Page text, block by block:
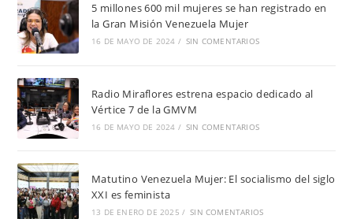
5 millones 600 mil mujeres se han registrado en
la Gran Misión Venezuela Mujer
16 DE MAYO DE 2024 / SIN COMENTARIOS
Radio Miraflores estrena espacio dedicado al
Vértice 7 de la GMVM
16 DE MAYO DE 2024 / SIN COMENTARIOS
Matutino Venezuela Mujer: El socialismo del siglo
XXI es feminista
13 DE ENERO DE 2025 / SIN COMENTARIOS